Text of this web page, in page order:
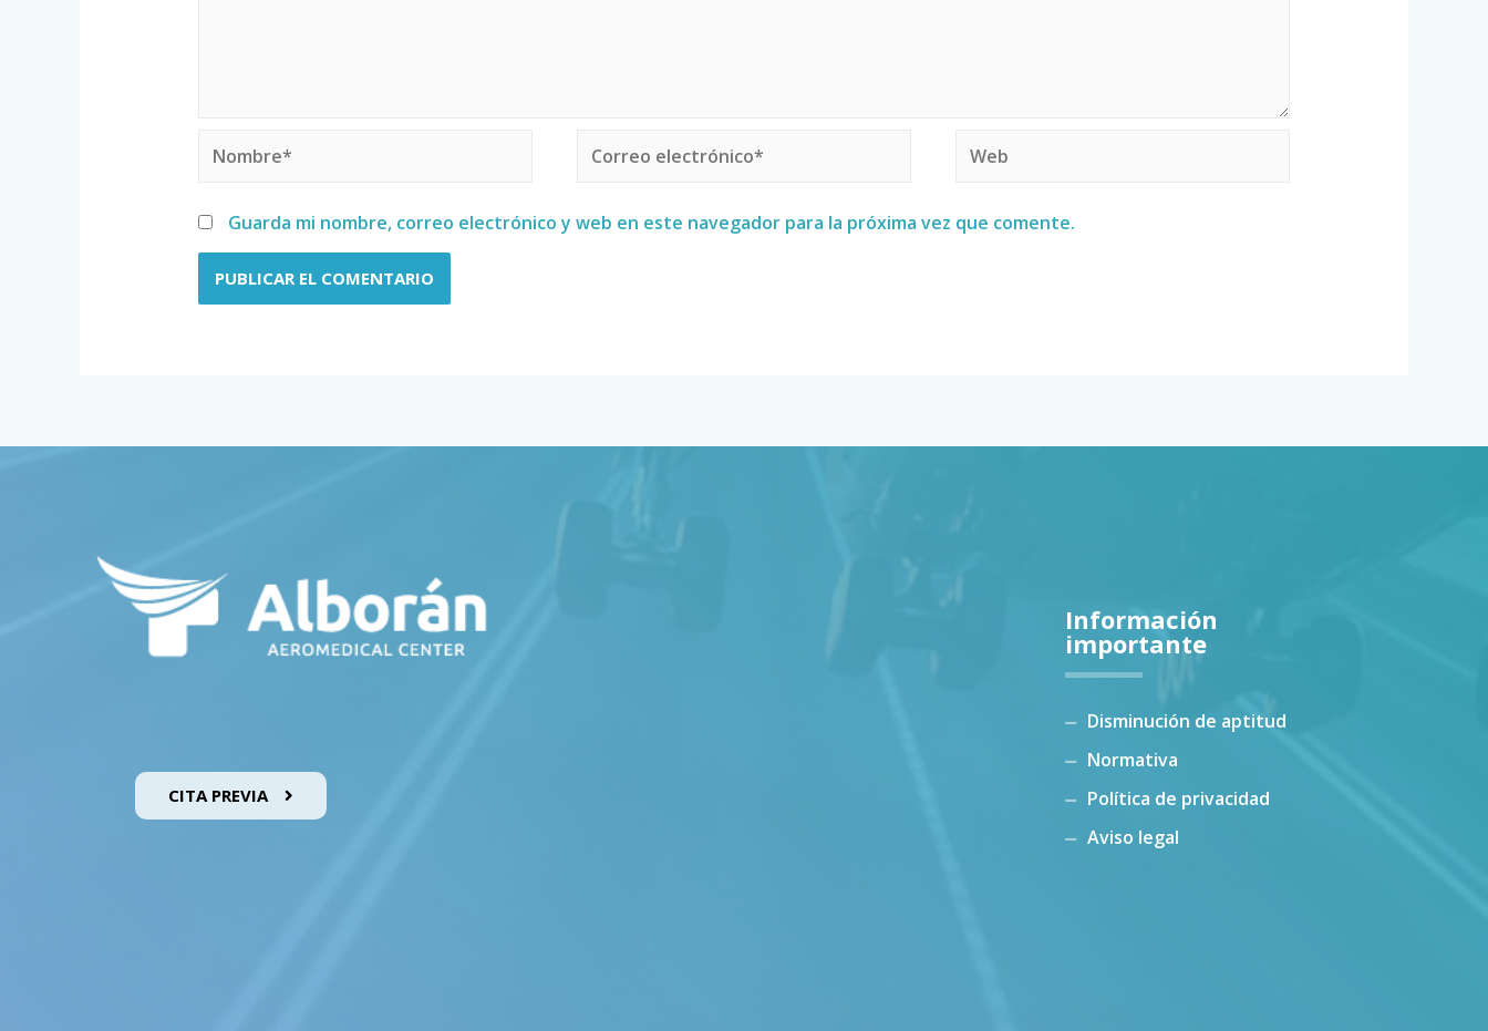
Guarda mi nombre, correo electrónico y web en este navegador para la próxima vez que comente.
CITA PREVIA
Información
importante
Disminución de aptitud
Normativa
Política de privacidad
Aviso legal